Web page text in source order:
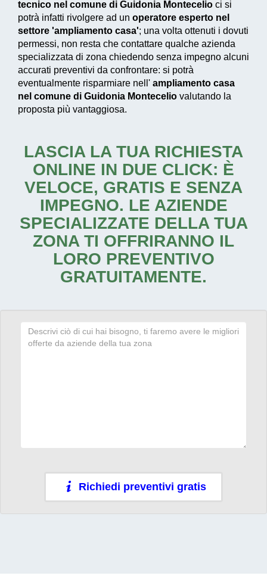
tecnico nel comune di Guidonia Montecelio ci si
potrà infatti rivolgere ad un operatore esperto nel
settore 'ampliamento casa'; una volta ottenuti i dovuti
permessi, non resta che contattare qualche azienda
specializzata di zona chiedendo senza impegno alcuni
accurati preventivi da confrontare: si potrà
eventualmente risparmiare nell' ampliamento casa
nel comune di Guidonia Montecelio valutando la
proposta più vantaggiosa.
LASCIA LA TUA RICHIESTA
ONLINE IN DUE CLICK: È
VELOCE, GRATIS E SENZA
IMPEGNO. LE AZIENDE
SPECIALIZZATE DELLA TUA
ZONA TI OFFRIRANNO IL
LORO PREVENTIVO
GRATUITAMENTE.
Richiedi preventivi gratis